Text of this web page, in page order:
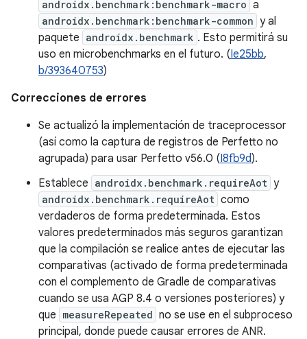
androidx.benchmark:benchmark-macro a
androidx.benchmark:benchmark-common y al
paquete androidx.benchmark . Esto permitirá su
uso en microbenchmarks en el futuro. (Ie25bb,
b/393640753)
Correcciones de errores
Se actualizó la implementación de traceprocessor
(así como la captura de registros de Perfetto no
agrupada) para usar Perfetto v56.0 (I8fb9d).
Establece androidx.benchmark.requireAot y
androidx.benchmark.requireAot como
verdaderos de forma predeterminada. Estos
valores predeterminados más seguros garantizan
que la compilación se realice antes de ejecutar las
comparativas (activado de forma predeterminada
con el complemento de Gradle de comparativas
cuando se usa AGP 8.4 o versiones posteriores) y
que measureRepeated no se use en el subproceso
principal, donde puede causar errores de ANR.